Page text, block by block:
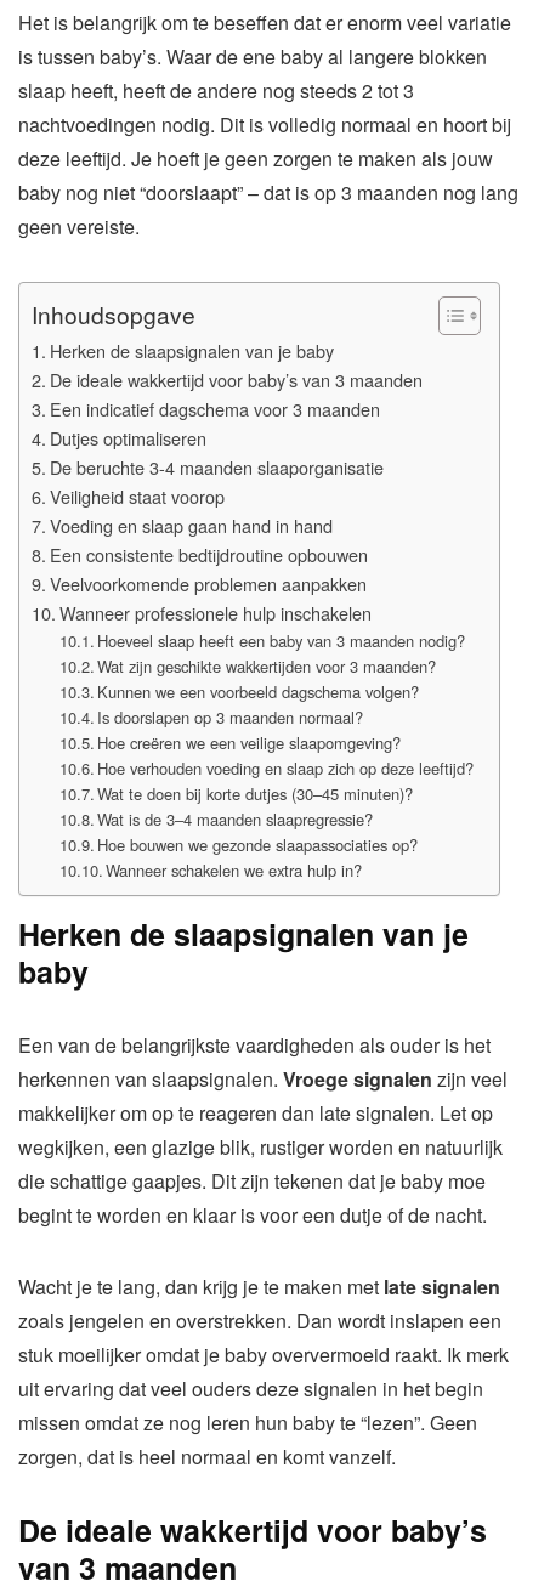
Het is belangrijk om te beseffen dat er enorm veel variatie
is tussen baby’s. Waar de ene baby al langere blokken
slaap heeft, heeft de andere nog steeds 2 tot 3
nachtvoedingen nodig. Dit is volledig normaal en hoort bij
deze leeftijd. Je hoeft je geen zorgen te maken als jouw
baby nog niet “doorslaapt” – dat is op 3 maanden nog lang
geen vereiste.
Inhoudsopgave
Herken de slaapsignalen van je baby
De ideale wakkertijd voor baby’s van 3 maanden
Een indicatief dagschema voor 3 maanden
Dutjes optimaliseren
De beruchte 3-4 maanden slaaporganisatie
Veiligheid staat voorop
Voeding en slaap gaan hand in hand
Een consistente bedtijdroutine opbouwen
Veelvoorkomende problemen aanpakken
Wanneer professionele hulp inschakelen
Hoeveel slaap heeft een baby van 3 maanden nodig?
Wat zijn geschikte wakkertijden voor 3 maanden?
Kunnen we een voorbeeld dagschema volgen?
Is doorslapen op 3 maanden normaal?
Hoe creëren we een veilige slaapomgeving?
Hoe verhouden voeding en slaap zich op deze leeftijd?
Wat te doen bij korte dutjes (30–45 minuten)?
Wat is de 3–4 maanden slaapregressie?
Hoe bouwen we gezonde slaapassociaties op?
Wanneer schakelen we extra hulp in?
Herken de slaapsignalen van je
baby
Een van de belangrijkste vaardigheden als ouder is het
herkennen van slaapsignalen. Vroege signalen zijn veel
makkelijker om op te reageren dan late signalen. Let op
wegkijken, een glazige blik, rustiger worden en natuurlijk
die schattige gaapjes. Dit zijn tekenen dat je baby moe
begint te worden en klaar is voor een dutje of de nacht.
Wacht je te lang, dan krijg je te maken met late signalen
zoals jengelen en overstrekken. Dan wordt inslapen een
stuk moeilijker omdat je baby oververmoeid raakt. Ik merk
uit ervaring dat veel ouders deze signalen in het begin
missen omdat ze nog leren hun baby te “lezen”. Geen
zorgen, dat is heel normaal en komt vanzelf.
De ideale wakkertijd voor baby’s
van 3 maanden